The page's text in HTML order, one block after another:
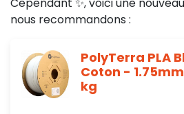
nous recommandons :
PolyTerra PLA
Coton -
kg